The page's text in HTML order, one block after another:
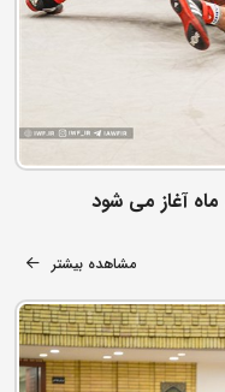
مشاهده بیشتر